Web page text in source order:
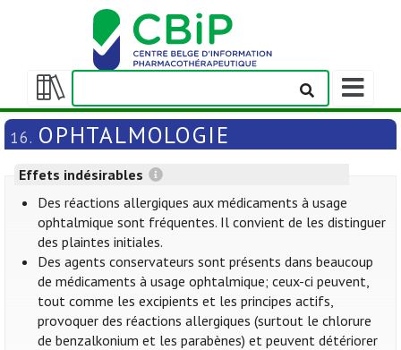
Afficher/masquer
la
table
matières
Afficher/
la
barre
navigation
16. OPHTALMOLOGIE
Effets indésirables
Des réactions allergiques aux médicaments à usage
ophtalmique sont fréquentes. Il convient de les distinguer
des plaintes initiales.
Des agents conservateurs sont présents dans beaucoup
de médicaments à usage ophtalmique; ceux-ci peuvent,
tout comme les excipients et les principes actifs,
provoquer des réactions allergiques (surtout le chlorure
de benzalkonium et les parabènes) et peuvent détériorer